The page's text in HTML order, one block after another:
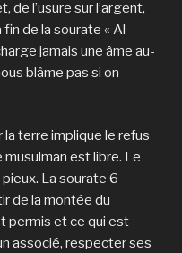
de l’usure sur l’argent,
de la sourate « Al
jamais une âme au-
blâme pas si on
terre implique le refus
musulman est libre. Le
pieux. La sourate 6
de la montée du
permis et ce qui est
associé, respecter ses